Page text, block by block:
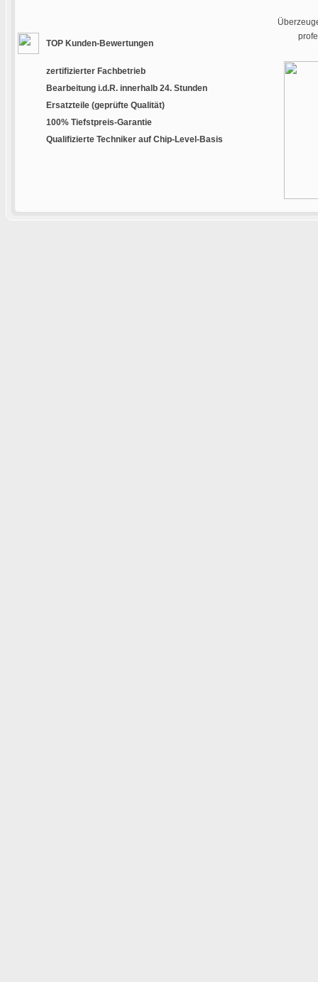
TOP Kunden-Bewertungen
zertifizierter Fachbetrieb
Bearbeitung i.d.R. innerhalb 24. Stunden
Ersatzteile (geprüfte Qualität)
100% Tiefstpreis-Garantie
Qualifizierte Techniker auf Chip-Level-Basis